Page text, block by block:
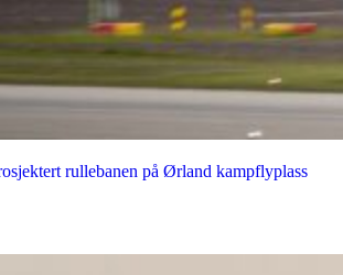
rullebanen på Ørland kampflyplass